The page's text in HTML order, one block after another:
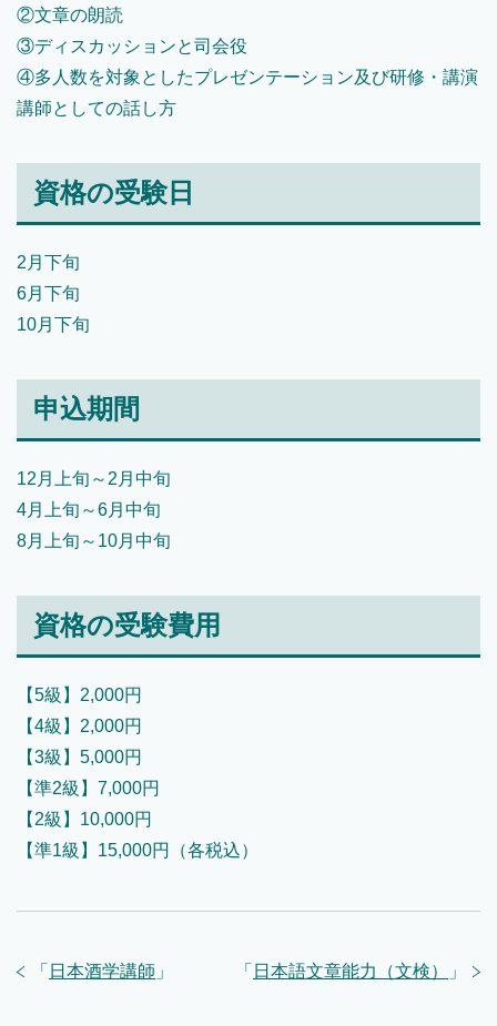
②文章の朗読
③ディスカッションと司会役
④多人数を対象としたプレゼンテーション及び研修・講演
講師としての話し方
資格の受験日
2月下旬
6月下旬
10月下旬
申込期間
12月上旬～2月中旬
4月上旬～6月中旬
8月上旬～10月中旬
資格の受験費用
【5級】2,000円
【4級】2,000円
【3級】5,000円
【準2級】7,000円
【2級】10,000円
【準1級】15,000円（各税込）
「 日本語文章能力（文検） 」
「 日本酒学講師 」